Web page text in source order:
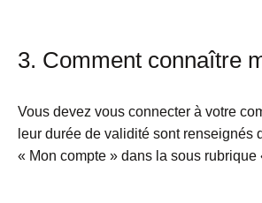
3. Comment connaître
Vous devez vous connecter à votre
leur durée de validité sont renseignés
« Mon compte » dans la sous rubrique